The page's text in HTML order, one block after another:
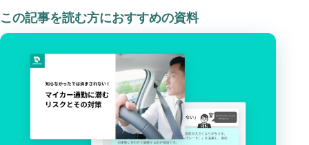
この記事を読む方におすすめの資料